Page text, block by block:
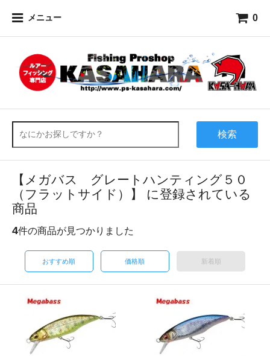
メニュー 0
検索
【メガバス グレートハンティング５０
（フラットサイド）】 に登録されている
商品
4件の商品が見つかりました
おすすめ順 価格順 新着順